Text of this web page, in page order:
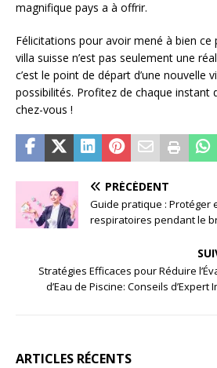
magnifique pays a à offrir.
Félicitations pour avoir mené à bien
villa suisse n’est pas seulement une
c’est le point de départ d’une nouvelle
possibilités. Profitez de chaque instant
chez-vous !
PRÉCÉDENT
Guide pratique : Protéger
respiratoires pendant le
Stratégies Efficaces pour Réduire
d’Eau de Piscine: Conseils d’Expert
ARTICLES RÉCENTS